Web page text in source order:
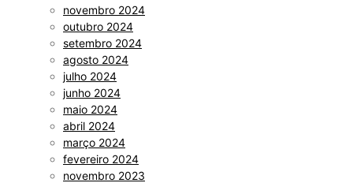
novembro 2024
outubro 2024
setembro 2024
agosto 2024
julho 2024
junho 2024
maio 2024
abril 2024
março 2024
fevereiro 2024
novembro 2023